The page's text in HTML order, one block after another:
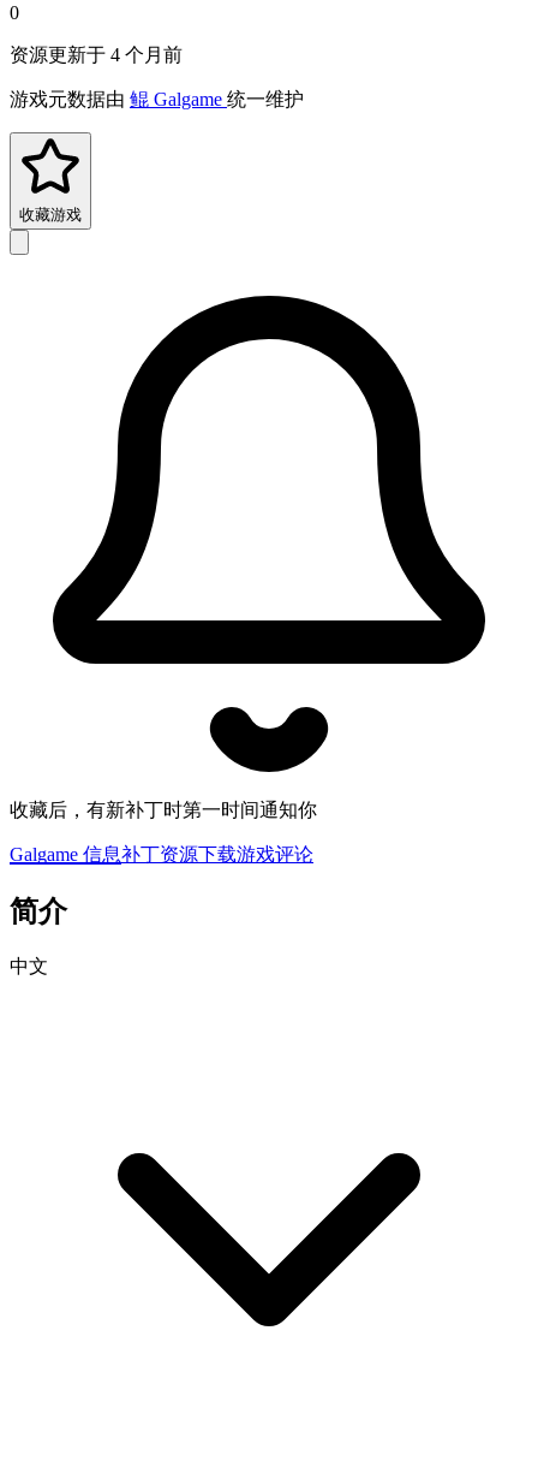
0
资源更新于 4 个月前
游戏元数据由 鲲 Galgame 统一维护
收藏游戏
收藏后，有新补丁时第一时间通知你
Galgame 信息补丁资源下载游戏评论
简介
中文